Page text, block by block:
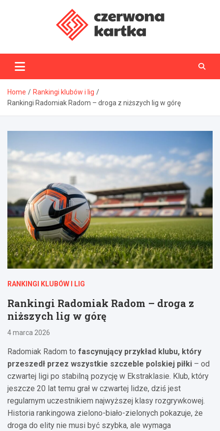
CzerwonaKartka.pl
Home
Rankingi klubów i lig
Rankingi Radomiak Radom – droga z niższych lig w górę
RANKINGI KLUBÓW I LIG
Rankingi Radomiak Radom – droga z
niższych lig w górę
4 marca 2026
Radomiak Radom to fascynujący przykład klubu, który
przeszedł przez wszystkie szczeble polskiej piłki – od
czwartej ligi po stabilną pozycję w Ekstraklasie. Klub, który
jeszcze 20 lat temu grał w czwartej lidze, dziś jest
regularnym uczestnikiem najwyższej klasy rozgrywkowej.
Historia rankingowa zielono-biało-zielonych pokazuje, że
droga do elity nie musi być szybka, ale wymaga